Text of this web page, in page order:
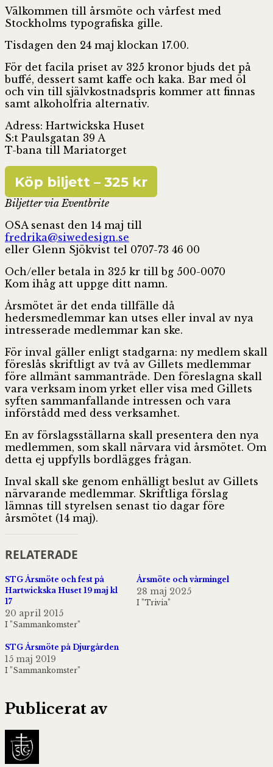
Välkommen till årsmöte och vårfest med
Stockholms typografiska gille.
Tisdagen den 24 maj klockan 17.00.
För det facila priset av 325 kronor bjuds det på
buffé, dessert samt kaffe och kaka. Bar med öl
och vin till självkostnadspris kommer att finnas
samt alkoholfria alternativ.
Adress: Hartwickska Huset
S:t Paulsgatan 39 A
T-bana till Mariatorget
Köp biljett – 325 kr
Biljetter via Eventbrite
OSA senast den 14 maj till
fredrika@siwedesign.se
eller Glenn Sjökvist tel 0707-73 46 00
Och/eller betala in 325 kr tillbg 500-0070
Kom ihåg att uppge ditt namn.
Årsmötet är det enda tillfälle då
hedersmedlemmar kan utses eller inval av nya
intresserade medlemmar kan ske.
För inval gäller enligt stadgarna: ny medlem skall
föreslås skriftligt av två av Gillets medlemmar
före allmänt sammanträde. Den föreslagna skall
vara verksam inom yrket eller visa med Gillets
syften sammanfallande intressen och vara
införstådd med dess verksamhet.
En av förslagsställarna skall presentera den nya
medlemmen, som skall närvara vid årsmötet. Om
detta ej uppfylls bordlägges frågan.
Inval skall ske genom enhälligt beslut av Gillets
närvarande medlemmar. Skriftliga förslag
lämnas till styrelsen senast tio dagar före
årsmötet (14 maj).
RELATERADE
STG Årsmöte och fest på
Hartwickska Huset 19 maj kl
17
20 april 2015
I ”Sammankomster”
Årsmöte och vårmingel
28 maj 2025
I ”Trivia”
STG Årsmöte på Djurgården
15 maj 2019
I ”Sammankomster”
Publicerat av